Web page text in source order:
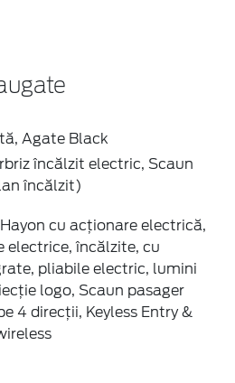
Agate Black
încălzit electric, Scaun
încălzit)
cu acționare electrică,
electrice, încălzite, cu
pliabile electric, lumini
logo, Scaun pasager
4 direcții, Keyless Entry &